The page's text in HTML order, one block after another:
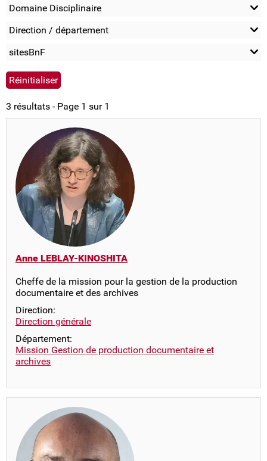
Domaine Disciplinaire
Direction / département
sitesBnF
3 résultats - Page 1 sur 1
Anne LEBLAY-KINOSHITA
Cheffe de la mission pour la gestion de la production
documentaire et des archives
Direction:
Direction générale
Département:
Mission Gestion de production documentaire et
archives